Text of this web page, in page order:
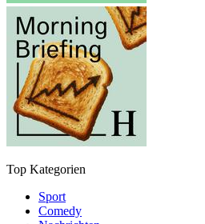
Top Kategorien
Sport
Comedy